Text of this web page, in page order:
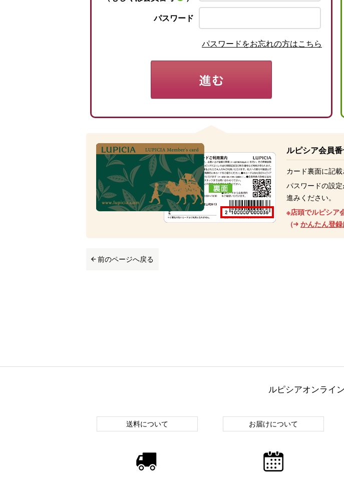
パスワード
パスワードをお忘れの方はこちら
ルピシア会員
カード裏面に記
パスワードの設
進みください。
※店頭でルピシア
（
かんたん登
前のページへ戻る
ルピシアオンライ
送料について お届けについて